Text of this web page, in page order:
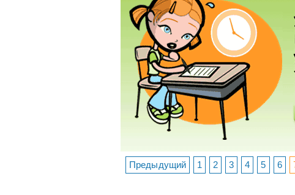
Предыдущий 1 2 3 4 5 6